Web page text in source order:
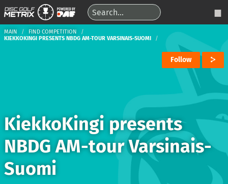
MAIN
FIND COMPETITION
KIEKKOKINGI PRESENTS NBDG AM-TOUR VARSINAIS-SUOMI
Follow
KiekkoKingi presents
NBDG AM-tour Varsinais-
Suomi